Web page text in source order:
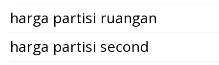
harga partisi ruangan
harga partisi second